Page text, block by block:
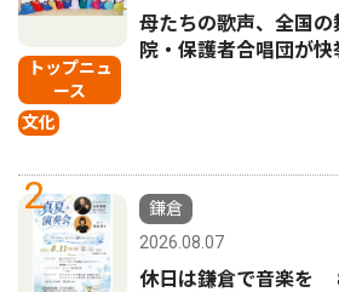
トップニュ
ース
文化
母たちの歌声、全国
院・保護者合唱団が快
2
鎌倉
2026.08.07
休日は鎌倉で音楽を